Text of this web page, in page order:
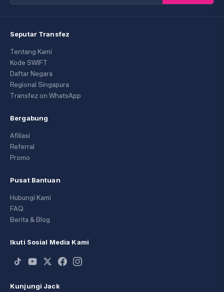
Seputar Transfez
Tentang Kami
Kode SWIFT
Daftar Negara
Regional Singapura
Transfez on WhatsApp
Bergabung
Afiliasi
Referral
Promo
Pusat Bantuan
Hubungi Kami
FAQ
Berita & Blog
Ikuti Sosial Media Kami
Kunjungi Jack